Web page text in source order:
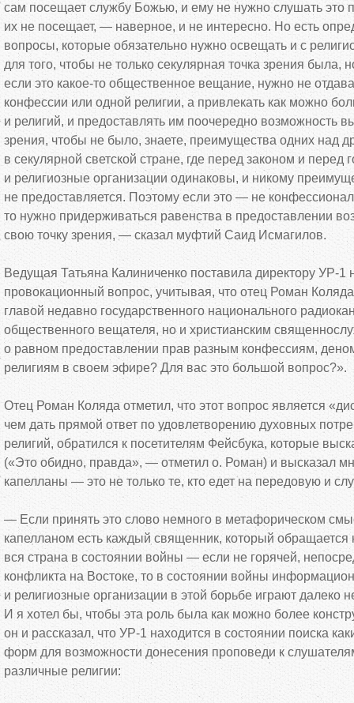
сам посещает службу Божью, и ему не нужно слушать это
их не посещает, — наверное, и не интересно. Но есть
вопросы, которые обязательно нужно освещать и с
для того, чтобы не только секулярная точка зрения была,
если это какое-то общественное вещание, нужно не
конфессии или одной религии, а привлекать как можно
и религий, и предоставлять им поочередно возможность
зрения, чтобы не было, знаете, преимущества одних над
в секулярной светской стране, где перед законом и перед
и религиозные организации одинаковы, и никому
не предоставляется. Поэтому если это — не
то нужно придерживаться равенства в предоставлении
свою точку зрения, — сказал муфтий Саид Исмагилов.
Ведущая Татьяна Калиниченко поставила директору УР-1
провокационный вопрос, учитывая, что отец Роман
главой недавно государственного национального
общественного вещателя, но и христианским
о равном предоставлении прав разным конфессиям,
религиям в своем эфире? Для вас это большой вопрос?».
Отец Роман Коляда отметил, что этот вопрос является «
чем дать прямой ответ по удовлетворению духовных
религий, обратился к посетителям Фейсбука, которые
(«Это обидно, правда», — отметил о. Роман) и высказал
капелланы — это не только те, кто едет на передовую и
— Если принять это слово немного в метафорическом
капелланом есть каждый священник, который обращается
вся страна в состоянии войны — если не горячей,
конфликта на Востоке, то в состоянии войны
и религиозные организации в этой борьбе играют далеко
И я хотел бы, чтобы эта роль была как можно более
он и рассказал, что УР-1 находится в состоянии поиска
форм для возможности донесения проповеди к
различные религии: